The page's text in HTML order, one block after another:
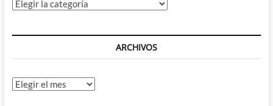
Categorías
ARCHIVOS
Archivos